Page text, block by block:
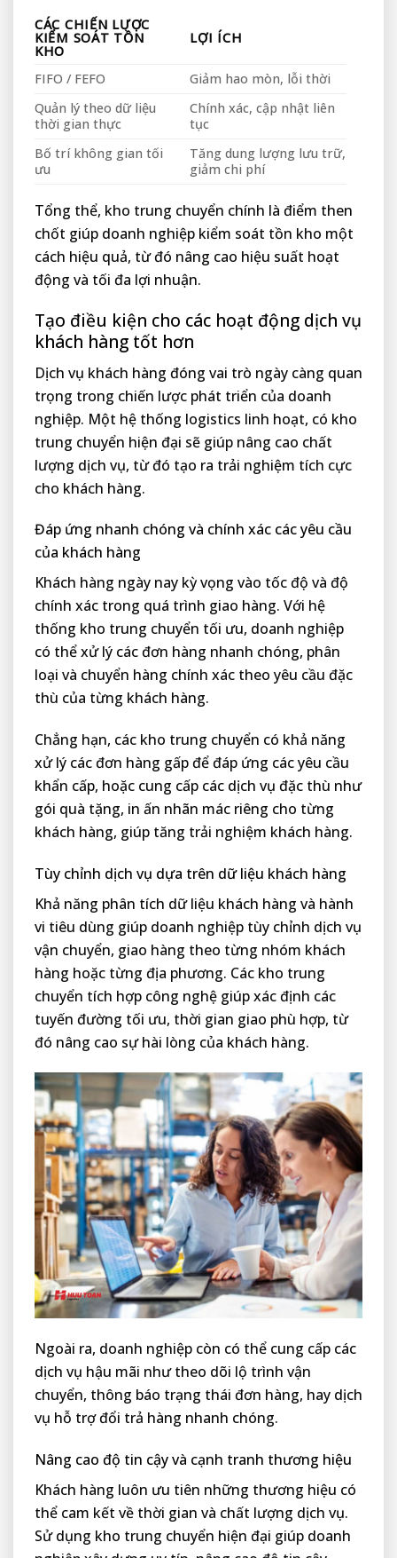
CÁC CHIẾN LƯỢC
KIỂM SOÁT TỒN
KHO
LỢI ÍCH
FIFO / FEFO
Giảm hao mòn, lỗi thời
Quản lý theo dữ liệu
thời gian thực
Chính xác, cập nhật liên
tục
Bố trí không gian tối
ưu
Tăng dung lượng lưu trữ,
giảm chi phí
Tổng thể, kho trung chuyển chính là điểm then
chốt giúp doanh nghiệp kiểm soát tồn kho một
cách hiệu quả, từ đó nâng cao hiệu suất hoạt
động và tối đa lợi nhuận.
Tạo điều kiện cho các hoạt động dịch vụ
khách hàng tốt hơn
Dịch vụ khách hàng đóng vai trò ngày càng quan
trọng trong chiến lược phát triển của doanh
nghiệp. Một hệ thống logistics linh hoạt, có kho
trung chuyển hiện đại sẽ giúp nâng cao chất
lượng dịch vụ, từ đó tạo ra trải nghiệm tích cực
cho khách hàng.
Đáp ứng nhanh chóng và chính xác các yêu cầu
của khách hàng
Khách hàng ngày nay kỳ vọng vào tốc độ và độ
chính xác trong quá trình giao hàng. Với hệ
thống kho trung chuyển tối ưu, doanh nghiệp
có thể xử lý các đơn hàng nhanh chóng, phân
loại và chuyển hàng chính xác theo yêu cầu đặc
thù của từng khách hàng.
Chẳng hạn, các kho trung chuyển có khả năng
xử lý các đơn hàng gấp để đáp ứng các yêu cầu
khẩn cấp, hoặc cung cấp các dịch vụ đặc thù như
gói quà tặng, in ấn nhãn mác riêng cho từng
khách hàng, giúp tăng trải nghiệm khách hàng.
Tùy chỉnh dịch vụ dựa trên dữ liệu khách hàng
Khả năng phân tích dữ liệu khách hàng và hành
vi tiêu dùng giúp doanh nghiệp tùy chỉnh dịch vụ
vận chuyển, giao hàng theo từng nhóm khách
hàng hoặc từng địa phương. Các kho trung
chuyển tích hợp công nghệ giúp xác định các
tuyến đường tối ưu, thời gian giao phù hợp, từ
đó nâng cao sự hài lòng của khách hàng.
Ngoài ra, doanh nghiệp còn có thể cung cấp các
dịch vụ hậu mãi như theo dõi lộ trình vận
chuyển, thông báo trạng thái đơn hàng, hay dịch
vụ hỗ trợ đổi trả hàng nhanh chóng.
Nâng cao độ tin cậy và cạnh tranh thương hiệu
Khách hàng luôn ưu tiên những thương hiệu có
thể cam kết về thời gian và chất lượng dịch vụ.
Sử dụng kho trung chuyển hiện đại giúp doanh